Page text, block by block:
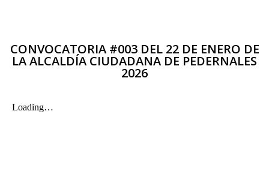
CONVOCATORIA #003 DEL 22 DE ENERO DE
LA ALCALDÍA CIUDADANA DE PEDERNALES
2026